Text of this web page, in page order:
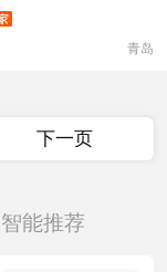
青岛
下一页
智能推荐